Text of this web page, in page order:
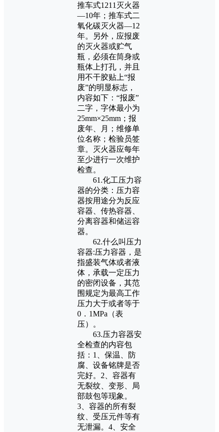
推车式1211灭火器
—10年；推车式二
氧化碳灭火器—12
年。另外，应报废
的灭火器或贮气
瓶，必须在筒身或
瓶体上打孔，并且
用不干胶贴上“报
废”的明显标志，
内容如下：“报废”
二字，字体最小为
25mm×25mm；报
废年、月；维修单
位名称；检验员签
章。灭火器应每年
至少进行一次维护
检查。
61.化工压力容
器的分类：压力容
器按用途分为反应
容器、传热容器、
分离容器和储运容
器。
62.什么叫压力
容器:压力容器，是
指盛装气体或者液
体，承载一定压力
的密闭设备，其范
围规定为最高工作
压力大于或者等于
0．1MPa（表
压）。
63.压力容器安
全检查的内容包
括：1、保温、防
腐、设备铭牌是否
完好。2、容器有
无裂纹、变形、局
部鼓包等现象。
3、容器的所有裂
纹、受压元件等有
无泄漏。4、安全